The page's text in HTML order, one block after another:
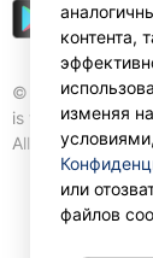
© Gettransport
is trademark of
All rights reserved.
контента,
изменяя
или
файлов